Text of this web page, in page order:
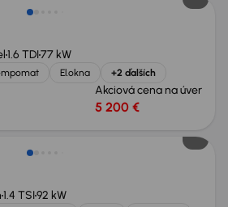
1.6 TDI77 kW
El.okna +2 ďalších
Akciová cena na úver
5 200 €
1.4 TSI92 kW